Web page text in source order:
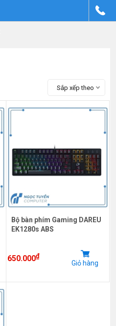
Sắp xếp theo
Bộ bàn phím Gaming DAREU
EK1280s ABS
650.000₫
Giỏ hàng